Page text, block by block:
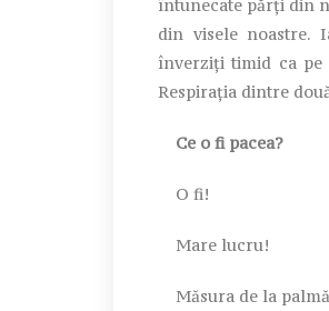
întunecate părți din
din visele noastre.
înverziți timid ca pe
Respirația dintre
Ce o fi pacea?
O fi!
Mare lucru!
Măsura de la